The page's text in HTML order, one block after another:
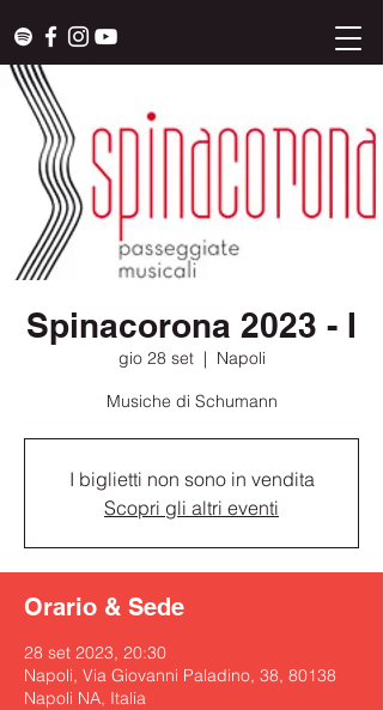
Spinacorona 2023 - I
gio 28 set
  |
Napoli
Musiche di Schumann
I biglietti non sono in vendita
Scopri gli altri eventi
Orario & Sede
28 set 2023, 20:30
Napoli, Via Giovanni Paladino, 38, 80138
Napoli NA, Italia